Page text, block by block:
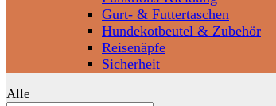
Gurt- & Futtertaschen
Hundekotbeutel & Zubehör
Reisenäpfe
Sicherheit
Alle